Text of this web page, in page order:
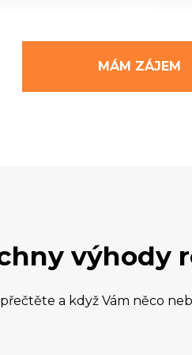
MÁM ZÁJEM
výhody
a když Vám něco